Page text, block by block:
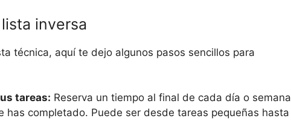
inversa
técnica, aquí te dejo algunos pasos sencillos para
tareas: Reserva un tiempo al final de cada día o semana
has completado. Puede ser desde tareas pequeñas hasta